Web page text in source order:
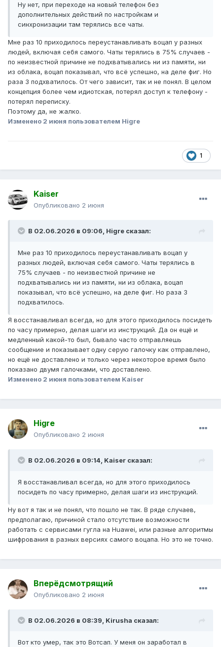
Ну нет, при переходе на новый телефон без
дополнительных действий по настройкам и
синхронизации там терялись все чаты.
Мне раз 10 приходилось переустанавливать воцап у разных
людей, включая себя самого. Чаты терялись в 75% случаев -
по неизвестной причине не подхватывались ни из памяти, ни
из облака, воцап показывал, что всё успешно, на деле фиг. Но
раза 3 подхватилось. От чего зависит, так и не понял. В целом
концепция более чем идиотская, потерял доступ к телефону -
потерял переписку.
Поэтому да, не жалко.
Изменено 2 июня пользователем Higre
1
Kaiser
Опубликовано 2 июня
В 02.06.2026 в 09:06, Higre сказал:
Мне раз 10 приходилось переустанавливать воцап у
разных людей, включая себя самого. Чаты терялись в
75% случаев - по неизвестной причине не
подхватывались ни из памяти, ни из облака, воцап
показывал, что всё успешно, на деле фиг. Но раза 3
подхватилось.
Я восстанавливал всегда, но для этого приходилось посидеть
по часу примерно, делая шаги из инструкций. Да он ещё и
медленный какой-то был, бывало часто отправляешь
сообщение и показывает одну серую галочку как отправлено,
но ещё не доставлено и только через некоторое время было
показано двумя галочками, что доставлено.
Изменено 2 июня пользователем Kaiser
Higre
Опубликовано 2 июня
В 02.06.2026 в 09:14, Kaiser сказал:
Я восстанавливал всегда, но для этого приходилось
посидеть по часу примерно, делая шаги из инструкций.
Ну вот я так и не понял, что пошло не так. В ряде случаев,
предполагаю, причиной стало отсутствие возможности
работать с сервисами гугла на Huawei, или разные алгоритмы
шифрования в разных версиях самого воцапа. Но это не точно.
Вперёдсмотрящий
Опубликовано 2 июня
В 02.06.2026 в 08:39, Kirusha сказал:
Вот кто умер, так это Вотсап. У меня он заработал в